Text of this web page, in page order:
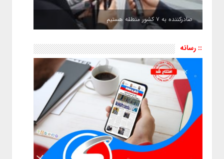
صادرکننده به ۷ کشور منطقه هستیم
:: رسانه